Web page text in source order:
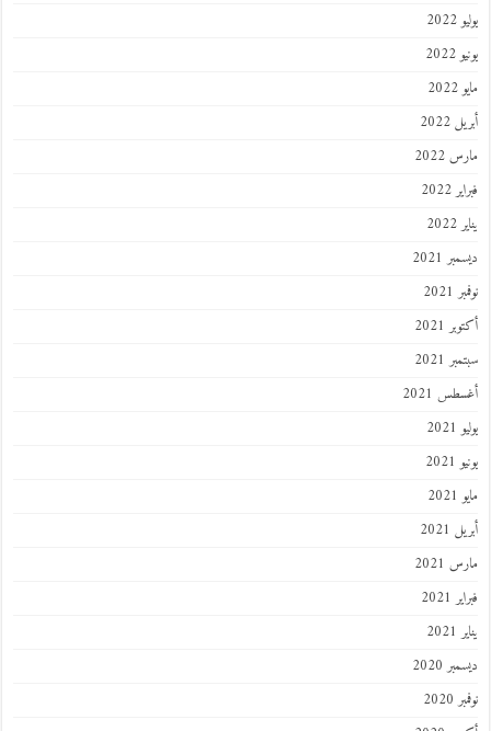
يوليو 2022
يونيو 2022
مايو 2022
أبريل 2022
مارس 2022
فبراير 2022
يناير 2022
ديسمبر 2021
نوفمبر 2021
أكتوبر 2021
سبتمبر 2021
أغسطس 2021
يوليو 2021
يونيو 2021
مايو 2021
أبريل 2021
مارس 2021
فبراير 2021
يناير 2021
ديسمبر 2020
نوفمبر 2020